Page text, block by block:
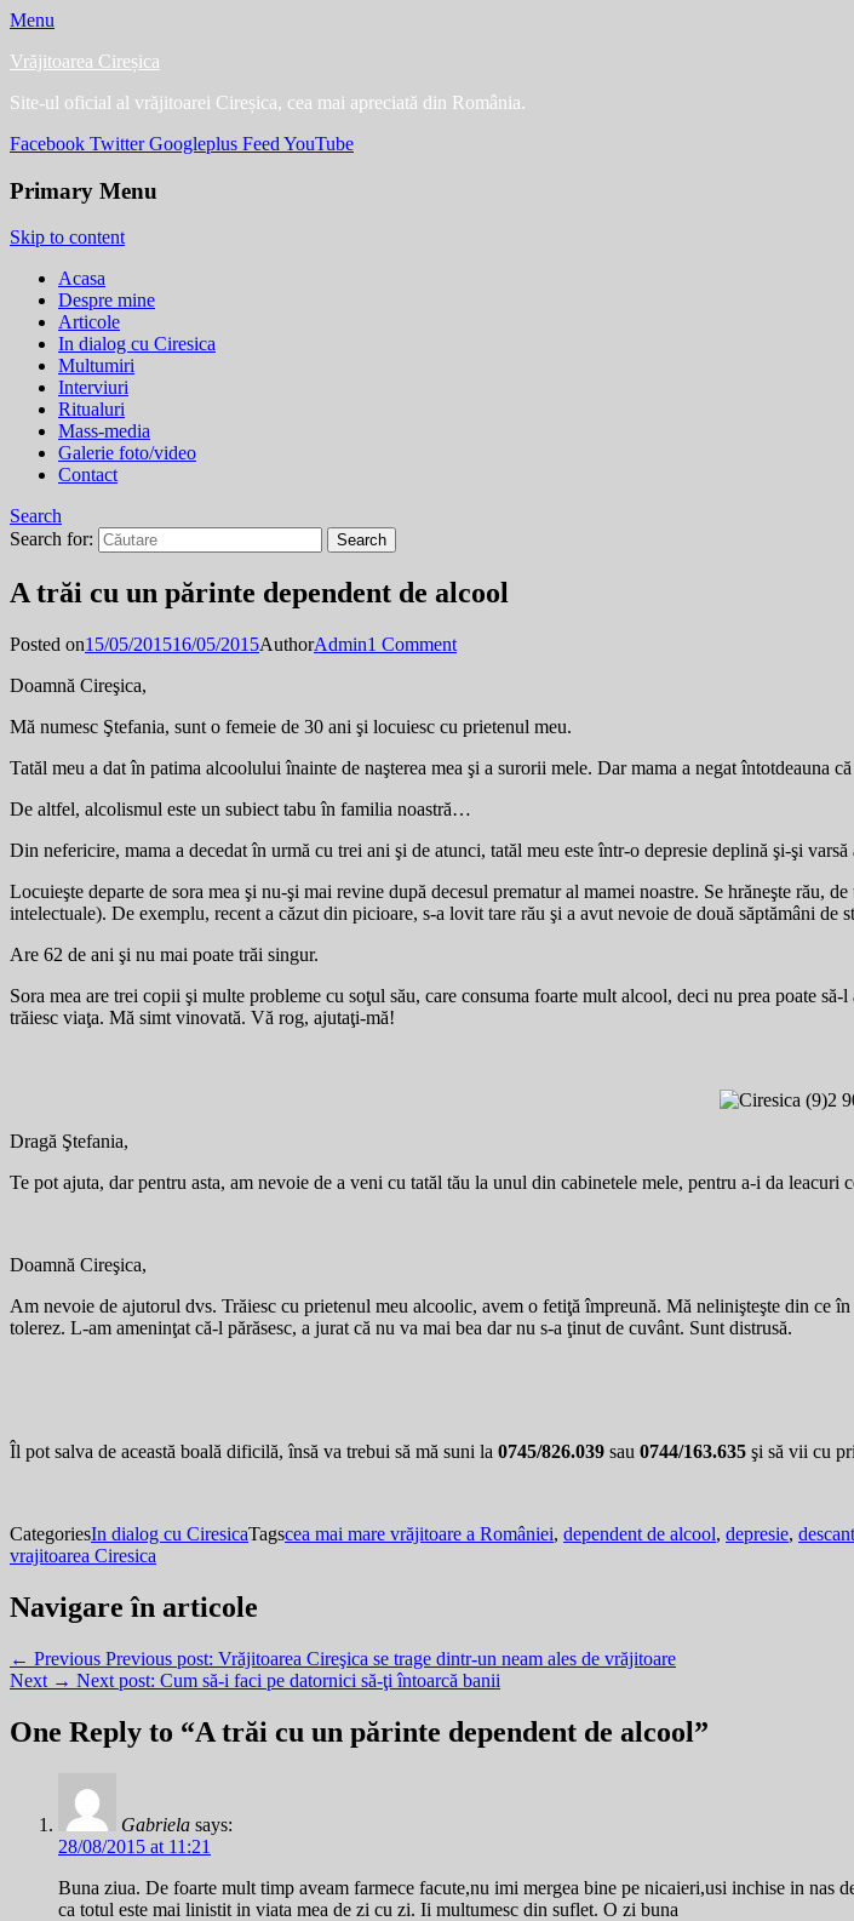
Menu
Vrăjitoarea Cireșica
Site-ul oficial al vrăjitoarei Cireșica, cea mai apreciată din România.
Facebook Twitter Googleplus Feed YouTube
Primary Menu
Skip to content
Acasa
Despre mine
Articole
In dialog cu Ciresica
Multumiri
Interviuri
Ritualuri
Mass-media
Galerie foto/video
Contact
Search
Search for:
A trăi cu un părinte dependent de alcool
Posted on15/05/201516/05/2015AuthorAdmin1 Comment
Doamnă Cireşica,
Mă numesc Ştefania, sunt o femeie de 30 ani şi locuiesc cu prietenul meu.
Tatăl meu a dat în patima alcoolului înainte de naşterea mea şi a surorii mele. Dar mama a negat întotdeauna
De altfel, alcolismul este un subiect tabu în familia noastră…
Din nefericire, mama a decedat în urmă cu trei ani şi de atunci, tatăl meu este într-o depresie deplină şi-şi
Locuieşte departe de sora mea şi nu-şi mai revine după decesul prematur al mamei noastre. Se hrăneşte rău,
intelectuale). De exemplu, recent a căzut din picioare, s-a lovit tare rău şi a avut nevoie de două săptămâni
Are 62 de ani şi nu mai poate trăi singur.
Sora mea are trei copii şi multe probleme cu soţul său, care consuma foarte mult alcool, deci nu prea poate
trăiesc viaţa. Mă simt vinovată. Vă rog, ajutaţi-mă!
Dragă Ştefania,
Te pot ajuta, dar pentru asta, am nevoie de a veni cu tatăl tău la unul din cabinetele mele, pentru a-i da
Doamnă Cireşica,
Am nevoie de ajutorul dvs. Trăiesc cu prietenul meu alcoolic, avem o fetiţă împreună. Mă nelinişteşte din ce
tolerez. L-am ameninţat că-l părăsesc, a jurat că nu va mai bea dar nu s-a ţinut de cuvânt. Sunt distrusă.
Îl pot salva de această boală dificilă, însă va trebui să mă suni la 0745/826.039 sau 0744/163.635 şi să vii cu
CategoriesIn dialog cu CiresicaTagscea mai mare vrăjitoare a României, dependent de alcool, depresie,
vrajitoarea Ciresica
Navigare în articole
← Previous Previous post: Vrăjitoarea Cireşica se trage dintr-un neam ales de vrăjitoare
Next → Next post: Cum să-i faci pe datornici să-ţi întoarcă banii
One Reply to “A trăi cu un părinte dependent de alcool”
Gabriela says:
28/08/2015 at 11:21
Buna ziua. De foarte mult timp aveam farmece facute,nu imi mergea bine pe nicaieri,usi inchise in nas
ca totul este mai linistit in viata mea de zi cu zi. Ii multumesc din suflet. O zi buna